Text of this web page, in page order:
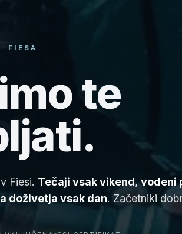
FIESA
te
Fiesi. Tečaji vsak vikend, vodeni
doživetja vsak dan. Začetniki